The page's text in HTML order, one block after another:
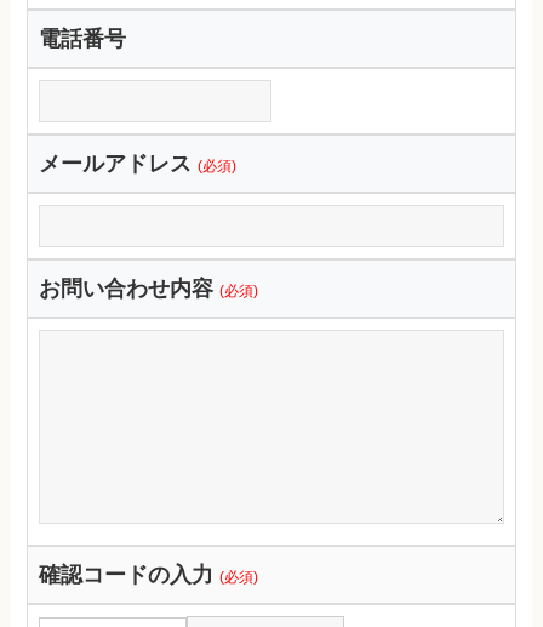
電話番号
メールアドレス (必須)
お問い合わせ内容 (必須)
確認コードの入力(必須)